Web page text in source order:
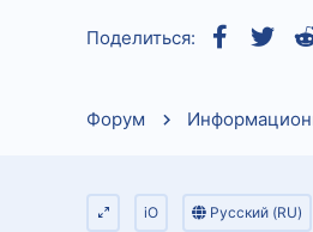
Поделиться: Facebook
Форум
iO Русский (RU)